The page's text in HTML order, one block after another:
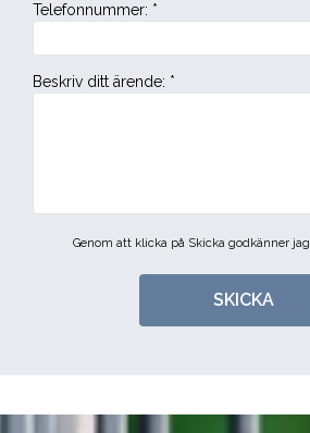
Telefonnummer: *
Beskriv ditt ärende: *
Genom att klicka på Skicka godkänner jag
SKICKA